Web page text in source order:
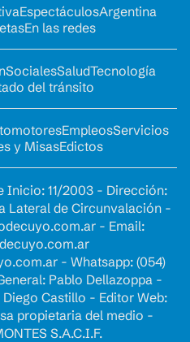
EspectáculosArgentina
En las redes
SocialesSaludTecnología
del tránsito
EmpleosServicios
y MisasEdictos
Inicio: 11/2003 - Dirección:
Lateral de Circunvalación -
- Email:
- Whatsapp: (054)
Pablo Dellazoppa -
Castillo - Editor Web:
propietaria del medio -
S.A.C.I.F.